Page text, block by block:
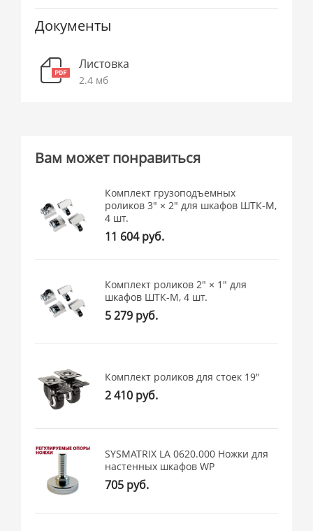
Документы
Листовка
2.4 мб
Вам может понравиться
Комплект грузоподъемных
роликов 3" × 2" для шкафов ШТК-М,
4 шт.
11 604 руб.
Комплект роликов 2" × 1" для
шкафов ШТК-М, 4 шт.
5 279 руб.
Комплект роликов для стоек 19"
2 410 руб.
SYSMATRIX LA 0620.000 Ножки для
настенных шкафов WP
705 руб.